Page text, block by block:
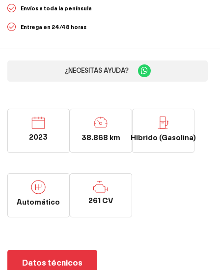
Envíos a toda la península
Entrega en 24/48 horas
¿NECESITAS AYUDA?
2023 38.868 km Híbrido (Gasolina)
Automático 261 CV
Datos técnicos